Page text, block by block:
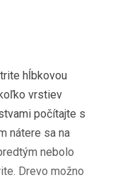
hĺbkovou
vrstiev
počítajte s
nátere sa na
nebolo
Drevo možno